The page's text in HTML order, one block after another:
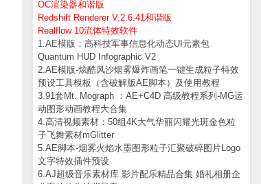
OC渲染器和谐版
Redshift Renderer V.2.6.41和谐版
Realflow 10流体特效软件
1.AE模版：高科技军事信息化动态UI元素包
Quantum HUD Infographic V2
2.AE模版-炫酷风沙烟雾爆炸画笔一键生成粒子特效
预设工具模板（含破解版AE脚本）及使用教程
3.91套Mt. Mograph ：AE+C4D 高级教程系列-MG运
动图形动画教程大合集
4.高清视频素材：50组4K大气华丽闪耀光斑金色粒
子飞舞素材mGlitter
5.AE脚本-烟雾火焰水墨图形粒子汇聚破碎图片Logo
文字特效插件预设
6.AJ超级音乐素材库 影片配乐精品合集 婚礼相册企